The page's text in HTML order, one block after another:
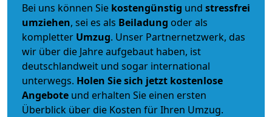
Bei uns können Sie kostengünstig und stressfrei
umziehen, sei es als Beiladung oder als
kompletter Umzug. Unser Partnernetzwerk, das
wir über die Jahre aufgebaut haben, ist
deutschlandweit und sogar international
unterwegs. Holen Sie sich jetzt kostenlose
Angebote und erhalten Sie einen ersten
Überblick über die Kosten für Ihren Umzug.